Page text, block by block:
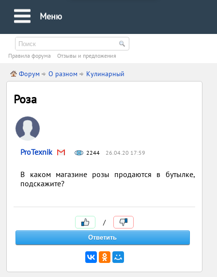
Меню
Правила форума Oтзывы и предложения
Форум О разном Кулинарный
Роза
ProTexnik 2244 26.04.20 17:59
В каком магазине розы продаются в бутылке,
подскажите?
/